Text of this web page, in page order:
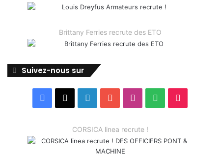
Brittany Ferries recrute des ETO
Suivez-nous sur
Facebook LinkedinYouTubeInstagram
Spotify
CORSICA linea recrute !